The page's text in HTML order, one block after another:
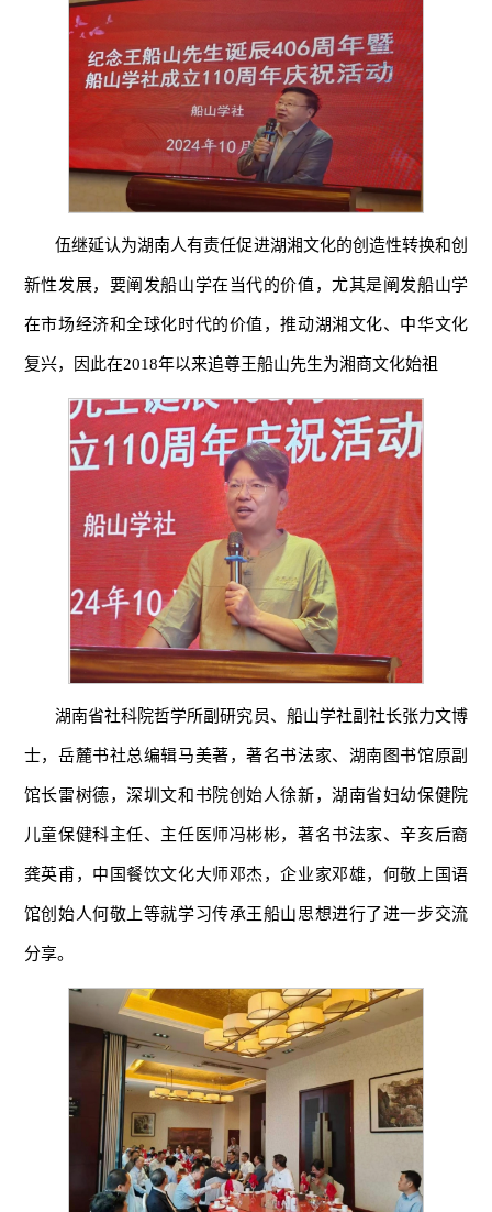
伍继延认为湖南人有责任促进湖湘文化的创造性转换和创
新性发展，要阐发船山学在当代的价值 ，尤其是阐发船山学
在市场经济和全球化时代的价值，推动湖湘文化、中华文化
复兴，因此在2018年以来追尊王船山先生为湘商文化始祖
湖南省社科院哲学所副研究员、船山学社副社长张力文博
士，岳麓书社总编辑马美著，著名书法家、湖南图书馆原副
馆长雷树德，深圳文和书院创始人徐新，湖南省妇幼保健院
儿童保健科主任、主任医师冯彬彬，著名书法家、辛亥后裔
龚英甫，中国餐饮文化大师邓杰，企业家邓雄，何敬上国语
馆创始人何敬上等就学习传承王船山思想进行了进一步交流
分享。